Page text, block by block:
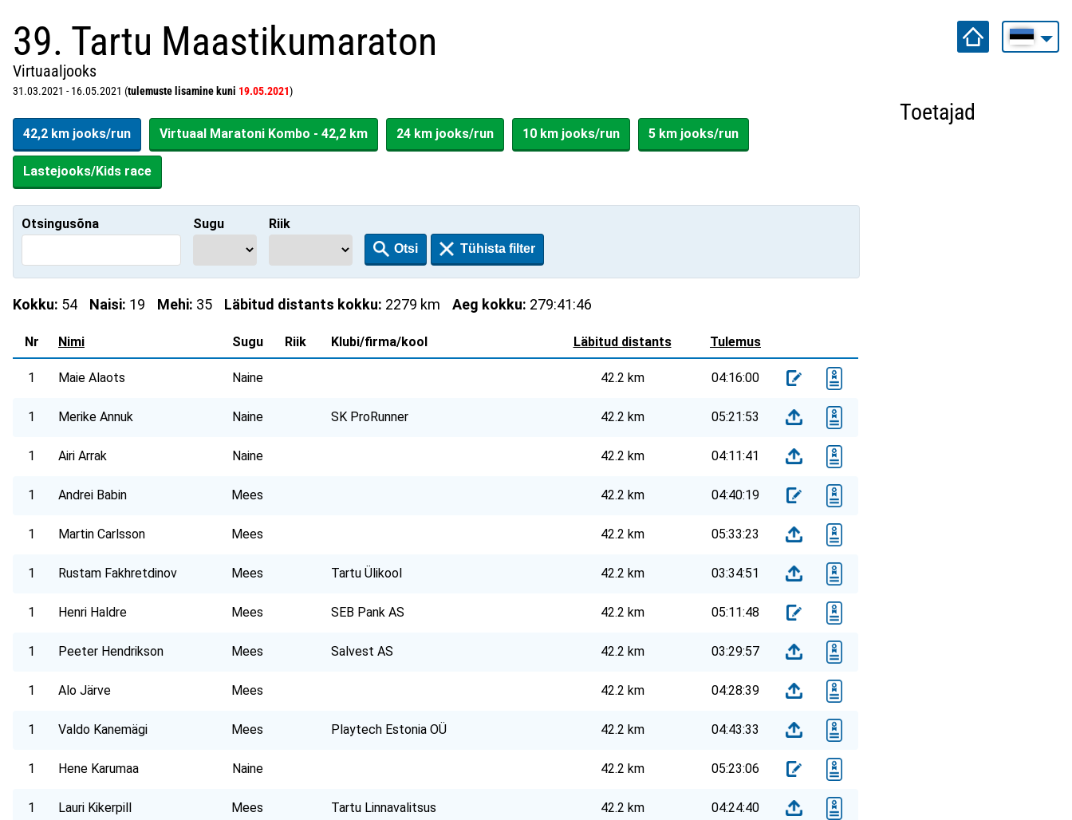
39. Tartu Maastikumaraton
Virtuaaljooks
31.03.2021 - 16.05.2021 (tulemuste lisamine kuni 19.05.2021)
42,2 km jooks/run Virtuaal Maratoni Kombo - 42,2 km 24 km jooks/run 10 km jooks/run 5 km jooks/run
Lastejooks/Kids race
Otsingusõna Sugu Riik
Kokku: 54 Naisi: 19 Mehi: 35 Läbitud distants kokku: 2279 km Aeg kokku: 279:41:46
Nr Nimi Sugu Riik Klubi/firma/kool Läbitud distants Tulemus
1 Maie Alaots Naine 42.2 km 04:16:00
1 Merike Annuk Naine SK ProRunner 42.2 km 05:21:53
1 Airi Arrak Naine 42.2 km 04:11:41
1 Andrei Babin Mees 42.2 km 04:40:19
1 Martin Carlsson Mees 42.2 km 05:33:23
1 Rustam Fakhretdinov Mees Tartu Ülikool 42.2 km 03:34:51
1 Henri Haldre Mees SEB Pank AS 42.2 km 05:11:48
1 Peeter Hendrikson Mees Salvest AS 42.2 km 03:29:57
1 Alo Järve Mees 42.2 km 04:28:39
1 Valdo Kanemägi Mees Playtech Estonia OÜ 42.2 km 04:43:33
1 Hene Karumaa Naine 42.2 km 05:23:06
1 Lauri Kikerpill Mees Tartu Linnavalitsus 42.2 km 04:24:40
Toetajad